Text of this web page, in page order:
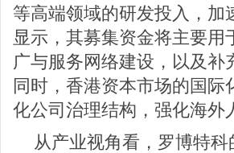
等高端领域的研发投入，
显示，其募集资金将主要
广与服务网络建设，以及
同时，香港资本市场的国
化公司治理结构，强化海外
从产业视角看，罗博特